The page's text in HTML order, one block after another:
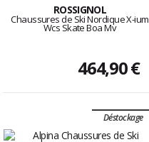
ROSSIGNOL
Chaussures de Ski Nordique X-ium
Wcs Skate Boa Mv
464,90 €
Déstockage